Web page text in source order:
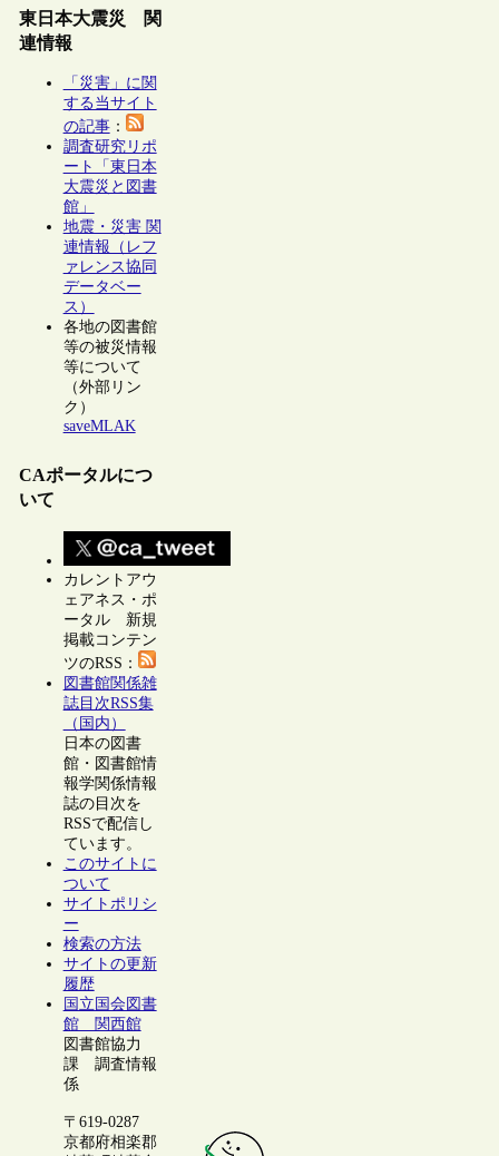
東日本大震災 関
連情報
「災害」に関
する当サイト
の記事：
調査研究リポ
ート「東日本
大震災と図書
館」
地震・災害 関
連情報（レフ
ァレンス協同
データベー
ス）
各地の図書館
等の被災情報
等について
（外部リン
ク）
saveMLAK
CAポータルにつ
いて
カレントアウ
ェアネス・ポ
ータル 新規
掲載コンテン
ツのRSS：
図書館関係雑
誌目次RSS集
（国内）
日本の図書
館・図書館情
報学関係情報
誌の目次を
RSSで配信し
ています。
このサイトに
ついて
サイトポリシ
ー
検索の方法
サイトの更新
履歴
国立国会図書
館 関西館
図書館協力
課 調査情報
係
〒619-0287
京都府相楽郡